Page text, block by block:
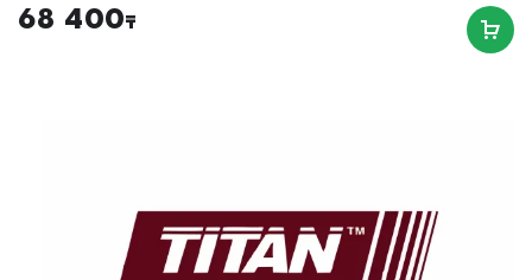
68 400₸